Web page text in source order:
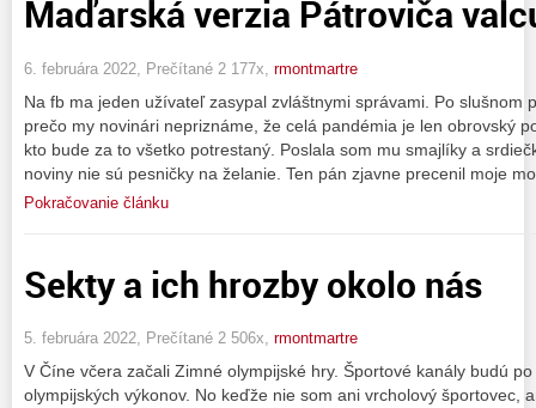
Maďarská verzia Pátroviča
6. februára 2022, Prečítané 2 177x, rmontmartre
Na fb ma jeden užívateľ zasypal zvláštnymi správami. Po slušnom
prečo my novinári nepriznáme, že celá pandémia je len obrovský
kto bude za to všetko potrestaný. Poslala som mu smajlíky a
noviny nie sú pesničky na želanie. Ten pán zjavne precenil moje
Pokračovanie článku
Sekty a ich hrozby okolo nás
5. februára 2022, Prečítané 2 506x, rmontmartre
V Číne včera začali Zimné olympijské hry. Športové kanály budú
olympijských výkonov. No keďže nie som ani vrcholový športovec,